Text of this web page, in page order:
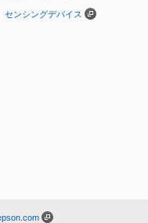
センシングデバイス